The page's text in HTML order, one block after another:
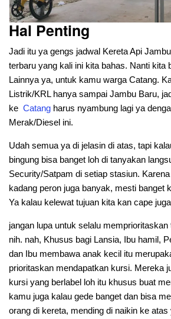
Hal Penting
Jadi itu ya gengs jadwal Kereta Api
terbaru yang kali ini kita bahas. Nanti kita
Lainnya ya, untuk kamu warga Catang.
Listrik/KRL hanya sampai Jambu Baru,
ke Catang harus nyambung lagi ya
Merak/Diesel ini.
Udah semua ya di jelasin di atas, tapi
bingung bisa banget loh di tanyakan
Security/Satpam di setiap stasiun.
kadang peron juga banyak, mesti banget
Ya kalau kelewat tujuan kita kan cape
jangan lupa untuk selalu
nih. nah, Khusus bagi Lansia, Ibu hamil,
dan Ibu membawa anak kecil itu
prioritaskan mendapatkan kursi. Mereka
kursi yang berlabel loh itu khusus buat
kamu juga kalau gede banget dan bisa
orang di kereta, mending di naikin ke